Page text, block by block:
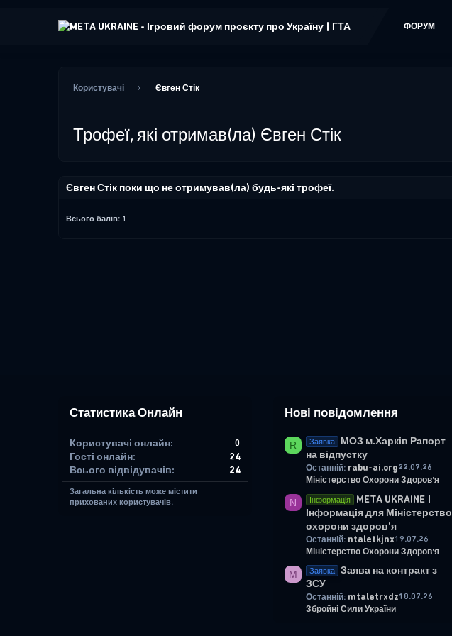
ФОРУМ
Користувачі Євген Стік
Трофеї, які отримав(ла) Євген Стік
Євген Стік поки що не отримував(ла) будь-які трофеї.
Всього балів: 1
Статистика Онлайн
Користувачі онлайн
0
Гості онлайн
24
Всього відвідувачів
24
Загальна кількість може містити
прихованих користувачів.
Нові повідомлення
R Заявка
МОЗ м.Харків Рапорт
на відпустку
Останній: rabu-ai.org22.07.26
Міністерство Охорони Здоров'я
N Інформація
META UKRAINE |
Інформація для Міністерство
охорони здоров'я
Останній: ntaletkjnx19.07.26
Міністерство Охорони Здоров'я
M Заявка
Заява на контракт з
ЗСУ
Останній: mtaletrxdz18.07.26
Збройні Сили України